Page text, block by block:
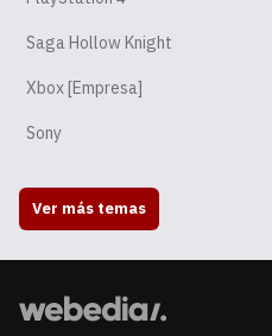
Saga Hollow Knight
Xbox [Empresa]
Sony
Ver más temas